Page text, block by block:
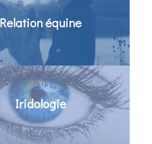
Relation équine
Iridologie